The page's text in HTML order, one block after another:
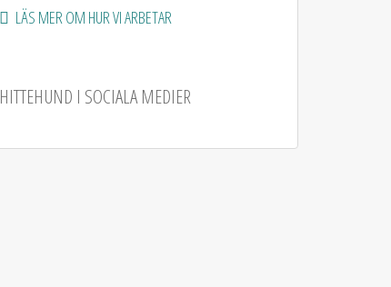
LÄS MER OM HUR VI ARBETAR
HITTEHUND I SOCIALA MEDIER